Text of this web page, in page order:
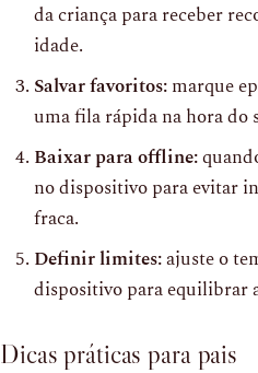
da criança para receber
idade.
Salvar favoritos:marque
uma fila rápida na hora do
Baixar para offline:
no dispositivo para evitar
fraca.
Definir limites:ajuste o
dispositivo para equilibrar
Dicas práticas para pais